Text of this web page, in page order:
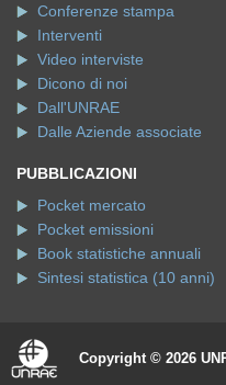
Conferenze stampa
Interventi
Video interviste
Dicono di noi
Dall'UNRAE
Dalle Aziende associate
PUBBLICAZIONI
Pocket mercato
Pocket emissioni
Book statistiche annuali
Sintesi statistica (10 anni)
Copyright © 2026